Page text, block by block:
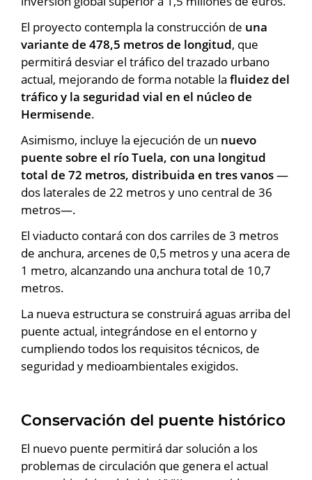
El proyecto contempla la construcción de una
variante de 478,5 metros de longitud, que
permitirá desviar el tráfico del trazado urbano
actual, mejorando de forma notable la fluidez del
tráfico y la seguridad vial en el núcleo de
Hermisende.
Asimismo, incluye la ejecución de un nuevo
puente sobre el río Tuela, con una longitud
total de 72 metros, distribuida en tres vanos—
dos laterales de 22 metros y uno central de 36
metros—.
El viaducto contará con dos carriles de 3 metros
de anchura, arcenes de 0,5 metros y una acera de
1 metro, alcanzando una anchura total de 10,7
metros.
La nueva estructura se construirá aguas arriba del
puente actual, integrándose en el entorno y
cumpliendo todos los requisitos técnicos, de
seguridad y medioambientales exigidos.
Conservación del puente histórico
El nuevo puente permitirá dar solución a los
problemas de circulación que genera el actual